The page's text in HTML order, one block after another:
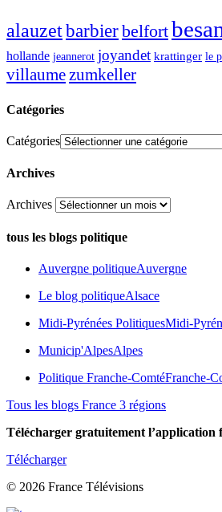
alauzetbarbierbelfort
hollande jeannerot joyandet krattinger le
villaumezumkeller
Catégories
Catégories
Archives
Archives
tous les blogs politique
Auvergne politiqueAuvergne
Le blog politiqueAlsace
Midi-Pyrénées PolitiquesMidi-
Municip'AlpesAlpes
Politique Franche-ComtéFranche-
Tous les blogs France 3 régions
Télécharger gratuitement l’application
Télécharger
© 2026 France Télévisions